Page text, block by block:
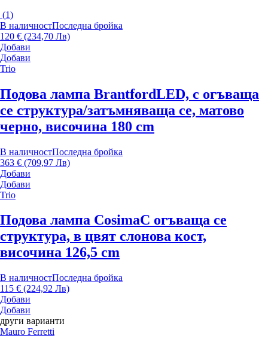
(1)
В наличностПоследна бройка
120 € (234,70 Лв)
Добави
Добави
Trio
Подова лампа BrantfordLED, с огъваща
се структура/затъмняваща се, матово
черно, височина 180 cm
В наличностПоследна бройка
363 € (709,97 Лв)
Добави
Добави
Trio
Подова лампа CosimaС огъваща се
структура, в цвят слонова кост,
височина 126,5 cm
В наличностПоследна бройка
115 € (224,92 Лв)
Добави
Добави
други варианти
Mauro Ferretti